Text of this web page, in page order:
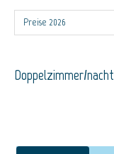
Doppelzimmer/nacht